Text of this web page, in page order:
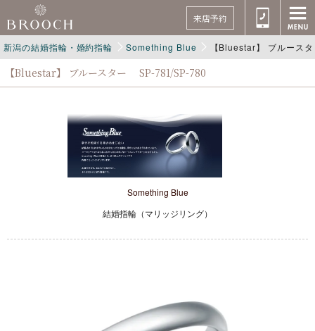
来店予約
新潟の結婚指輪・婚約指輪 Something Blue 【Bluestar】 ブルー
【Bluestar】 ブルースター SP-781/SP-780
Something Blue
結婚指輪（マリッジリング）